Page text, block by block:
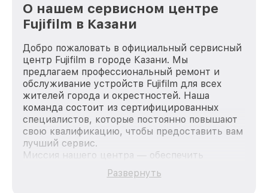
О нашем сервисном центре
Fujifilm в Казани
Добро пожаловать в официальный сервисный
центр Fujifilm в городе Казани. Мы
предлагаем профессиональный ремонт и
обслуживание устройств Fujifilm для всех
жителей города и окрестностей. Наша
команда состоит из сертифицированных
специалистов, которые постоянно повышают
свою квалификацию, чтобы предоставить вам
лучший сервис.
Миссия нашего центра — обеспечить
качественный и доступный ремонт для
каждого пользователя продукции Fujifilm, вне
Развернуть